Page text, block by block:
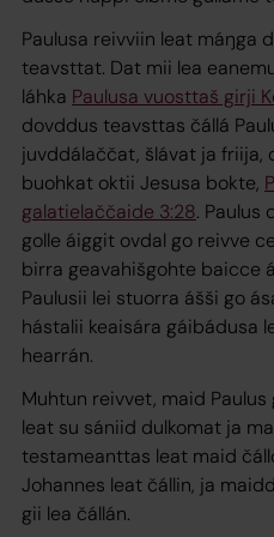
Paulusa reivviin leat máŋga
teavsttat. Dat mii lea
láhka Paulusa vuosttaš girji
dovddus teavsttas čállá
juvddálaččat, šlávat ja friija,
buohkat oktii Jesusa bokte,
galatielaččaide 3:28. Paulus
golle áiggit ovdal go reivve
birra geavahišgohte baicce
Paulusii lei stuorra ášši go
hástalii keaisára gáibádusa
hearrán.
Muhtun reivvet, maid
leat su sániid dulkomat ja
testameanttas leat maid
Johannes leat čállin, ja
gii lea čállán.